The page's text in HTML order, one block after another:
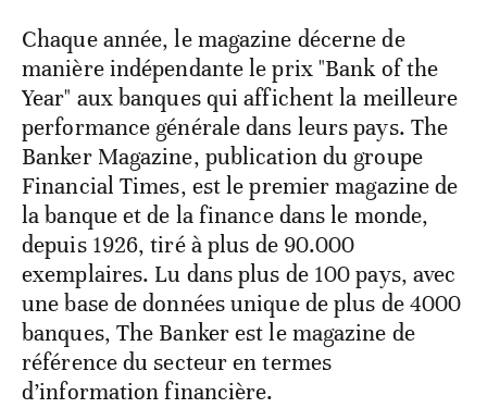
Chaque année, le magazine décerne de
manière indépendante le prix "Bank of the
Year" aux banques qui affichent la meilleure
performance générale dans leurs pays. The
Banker Magazine, publication du groupe
Financial Times, est le premier magazine de
la banque et de la finance dans le monde,
depuis 1926, tiré à plus de 90.000
exemplaires. Lu dans plus de 100 pays, avec
une base de données unique de plus de 4000
banques, The Banker est le magazine de
référence du secteur en termes
d’information financière.